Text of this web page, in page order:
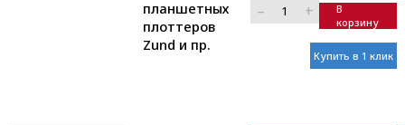
планшетных
плоттеров
Zund и пр.
– +
В
корзину
Купить в 1 клик